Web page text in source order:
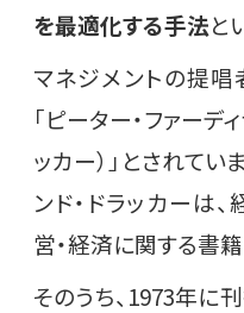
を最適化する手法と
マネジメントの提唱
「ピーター・ファーデ
ッカー）」とされてい
ンド・ドラッカーは
営・経済に関する書
そのうち、1973年に